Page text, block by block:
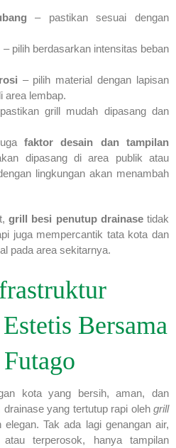
– pastikan sesuai dengan
– pilih berdasarkan intensitas beban
– pilih material dengan lapisan
area lembap.
grill mudah dipasang dan
faktor desain dan tampilan
dipasang di area publik atau
lingkungan akan menambah
grill besi penutup drainasetidak
juga mempercantik tata kota dan
pada area sekitarnya.
Bersama
kota yang bersih, aman, dan
yang tertutup rapi oleh grill
Tak ada lagi genangan air,
terperosok, hanya tampilan